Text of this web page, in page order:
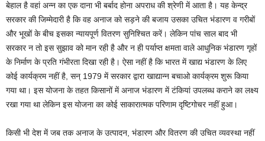
बेहाल है वहां अन्न का एक दाना भी बर्बाद होना अपराध की श्रेणी में आता है। यह केन्द्र
सरकार की जिम्मेदारी है कि वह अनाज को सड़ने की बजाय उसका उचित भंडारण व गरीबों
और भूखों के बीच इसका न्यायपूर्ण वितरण सुनिश्चित करें। लेकिन पांच साल बाद भी
सरकार न तो इस सुझाव को मान रही है और न ही पर्याप्त क्षमता वाले आधुनिक भंडारण गृहों
के निर्माण के प्रति गंभीरता दिखा रही है। ऐसा नहीं है कि भारत में खाद्य भंडारण के लिए
कोई कार्यक्रम नहीं है, सन् 1979 में सरकार द्वारा खाद्यान्न बचाओ कार्यक्रम शुरू किया
गया था। इस योजना के तहत किसानों में अनाज भंडारण में टंकियां उपलब्ध कराने का लक्ष्य
रखा गया था लेकिन इस योजना का कोई साकारात्मक परिणाम दृष्टिगोचर नहीं हुआ।
किसी भी देश में जब तक अनाज के उत्पादन, भंडारण और वितरण की उचित व्यवस्था नहीं